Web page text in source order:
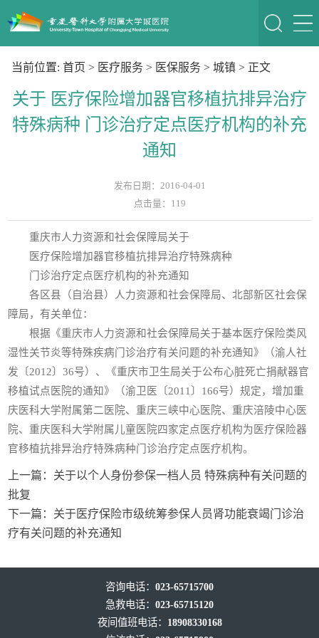
当前位置: 首页 > 医疗服务 > 医保服务 > 城镇 > 正文
关于 医疗保险增加器官移植抗排异治疗
特殊病种 门诊治疗定点医疗机构的补充
通知
发布日期：2016-04-01
点击量：
119
重庆市人力资源和社会保障局关于
医疗保险增加器官移植抗排异治疗特殊病种
门诊治疗定点医疗机构的补充通知
各区县（自治县）人力资源和社会保障局、北部新区社会保
障局，有关单位：
根据《重庆市人力资源和社会保障局关于基本医疗保险类风
湿性关节炎等特殊疾病门诊治疗有关问题的补充通知》（渝人社
发〔2012〕36号）、《重庆市卫生局关于公布心脏死亡捐献器官
移植试点医院的通知》（渝卫医〔2011〕166号）规定，增加重
庆医科大学附属第二医院、重庆三峡中心医院、重庆涪陵中心医
院、重庆医科大学附属儿童医院四家定点医疗机构为医疗保险器
官移植抗排异治疗特殊病种门诊治疗定点医疗机构。
上一篇： 关于以个人身份参保一档人员 特殊病种有关问题的
批复
下一篇： 关于医疗保险市级统筹参保人员肾功能衰竭门诊治
疗有关问题的补充通知
咨询电话： 023-65715700
急救电话： 023-65715120
夜间值班电话： 18908330168